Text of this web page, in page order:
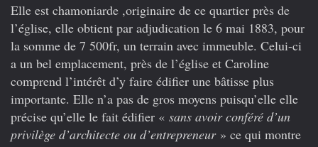
Elle est chamoniarde ,originaire de ce quartier près de
l’église, elle obtient par adjudication le 6 mai 1883, pour
la somme de 7 500fr, un terrain avec immeuble. Celui-ci
a un bel emplacement, près de l’église et Caroline
comprend l’intérêt d’y faire édifier une bâtisse plus
importante. Elle n’a pas de gros moyens puisqu’elle elle
précise qu’elle le fait édifier « sans avoir conféré d’un
privilège d’architecte ou d’entrepreneur» ce qui montre